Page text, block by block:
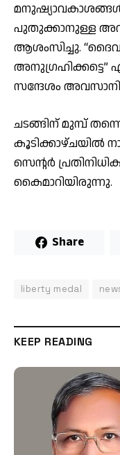
പുതുക്കാനുള്ള
ആശംസിച്ചു.
അനുഗ്രഹിക്കട്ടെ”
സന്ദേശം
ചടങ്ങിന് മുമ്പ്
കൂടിക്കാഴ്ചയിൽ
സെന്റർ
കൈമാറിയിരുന്നു.
Share
liberty medal
KEEP READING